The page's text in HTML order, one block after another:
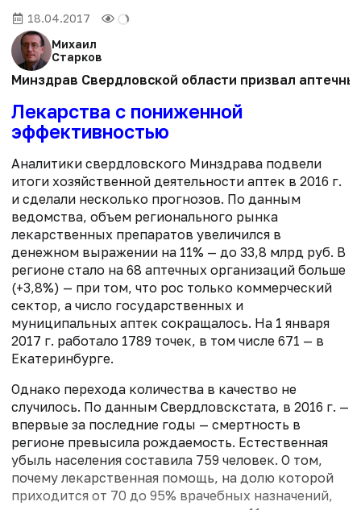
18.04.2017
Михаил
Старков
Минздрав Свердловской области призвал
Лекарства с пониженной
эффективностью
Аналитики свердловского Минздрава подвели
итоги хозяйственной деятельности аптек в 2016 г.
и сделали несколько прогнозов. По данным
ведомства, объем регионального рынка
лекарственных препаратов увеличился в
денежном выражении на 11% — до 33,8 млрд руб. В
регионе стало на 68 аптечных организаций больше
(+3,8%) — при том, что рос только коммерческий
сектор, а число государственных и
муниципальных аптек сокращалось. На 1 января
2017 г. работало 1789 точек, в том числе 671 — в
Екатеринбурге.
Однако перехода количества в качество не
случилось. По данным Свердловскстата, в 2016 г. —
впервые за последние годы — смертность в
регионе превысила рождаемость. Естественная
убыль населения составила 759 человек. О том,
почему лекарственная помощь, на долю которой
приходится от 70 до 95% врачебных назначений,